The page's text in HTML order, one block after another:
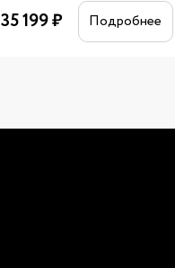
35 199₽ Подробнее